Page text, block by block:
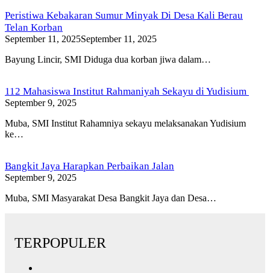
Peristiwa Kebakaran Sumur Minyak Di Desa Kali Berau
Telan Korban
September 11, 2025September 11, 2025
Bayung Lincir, SMI Diduga dua korban jiwa dalam…
112 Mahasiswa Institut Rahmaniyah Sekayu di Yudisium
September 9, 2025
Muba, SMI Institut Rahamniya sekayu melaksanakan Yudisium
ke…
Bangkit Jaya Harapkan Perbaikan Jalan
September 9, 2025
Muba, SMI Masyarakat Desa Bangkit Jaya dan Desa…
TERPOPULER